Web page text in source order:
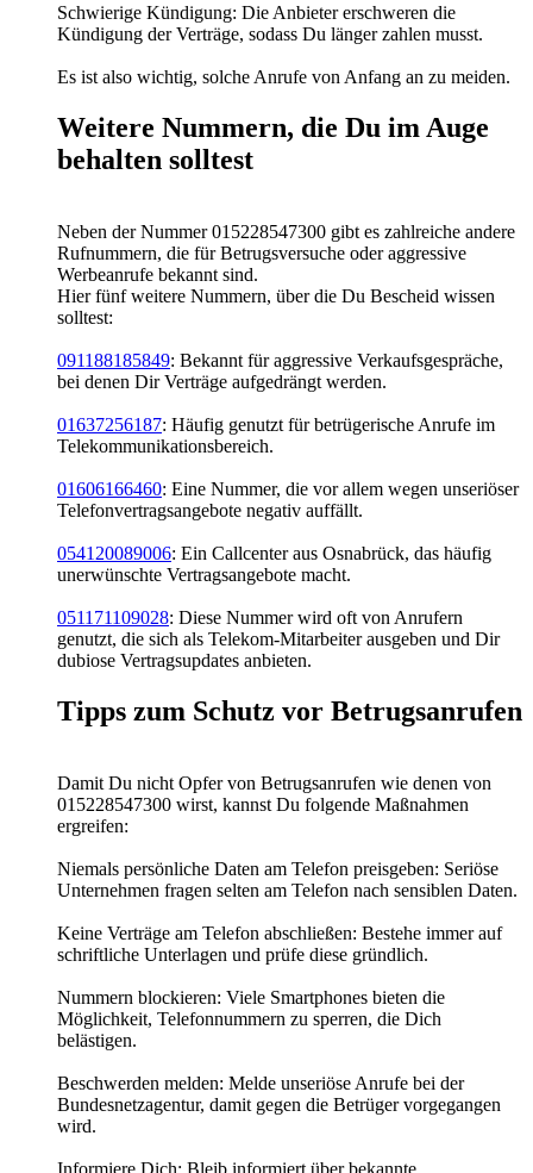
Schwierige Kündigung: Die Anbieter erschweren die
Kündigung der Verträge, sodass Du länger zahlen musst.
Es ist also wichtig, solche Anrufe von Anfang an zu meiden.
Weitere Nummern, die Du im Auge
behalten solltest
Neben der Nummer 015228547300 gibt es zahlreiche andere
Rufnummern, die für Betrugsversuche oder aggressive
Werbeanrufe bekannt sind.
Hier fünf weitere Nummern, über die Du Bescheid wissen
solltest:
091188185849: Bekannt für aggressive Verkaufsgespräche,
bei denen Dir Verträge aufgedrängt werden.
01637256187: Häufig genutzt für betrügerische Anrufe im
Telekommunikationsbereich.
01606166460: Eine Nummer, die vor allem wegen unseriöser
Telefonvertragsangebote negativ auffällt.
054120089006: Ein Callcenter aus Osnabrück, das häufig
unerwünschte Vertragsangebote macht.
051171109028: Diese Nummer wird oft von Anrufern
genutzt, die sich als Telekom-Mitarbeiter ausgeben und Dir
dubiose Vertragsupdates anbieten.
Tipps zum Schutz vor Betrugsanrufen
Damit Du nicht Opfer von Betrugsanrufen wie denen von
015228547300 wirst, kannst Du folgende Maßnahmen
ergreifen:
Niemals persönliche Daten am Telefon preisgeben: Seriöse
Unternehmen fragen selten am Telefon nach sensiblen Daten.
Keine Verträge am Telefon abschließen: Bestehe immer auf
schriftliche Unterlagen und prüfe diese gründlich.
Nummern blockieren: Viele Smartphones bieten die
Möglichkeit, Telefonnummern zu sperren, die Dich
belästigen.
Beschwerden melden: Melde unseriöse Anrufe bei der
Bundesnetzagentur, damit gegen die Betrüger vorgegangen
wird.
Informiere Dich: Bleib informiert über bekannte